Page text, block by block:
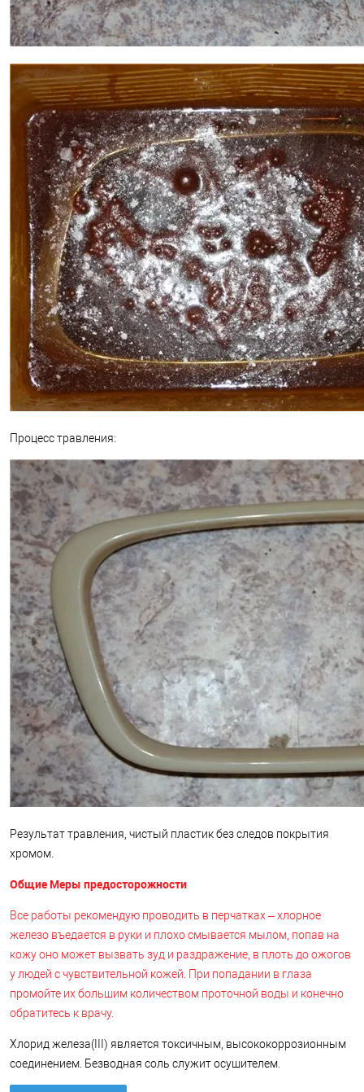
Процесс травления:
Результат травления, чистый пластик без следов покрытия
хромом.
Общие Меры предосторожности
Все работы рекомендую проводить в перчатках – хлорное
железо въедается в руки и плохо смывается мылом, попав на
кожу оно может вызвать зуд и раздражение, в плоть до ожогов
у людей с чувствительной кожей. При попадании в глаза
промойте их большим количеством проточной воды и конечно
обратитесь к врачу.
Хлорид железа(III) является токсичным, высококоррозионным
соединением. Безводная соль служит осушителем.